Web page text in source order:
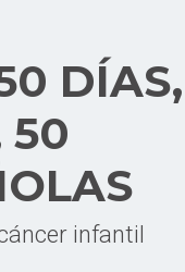
DÍAS,
50
infantil